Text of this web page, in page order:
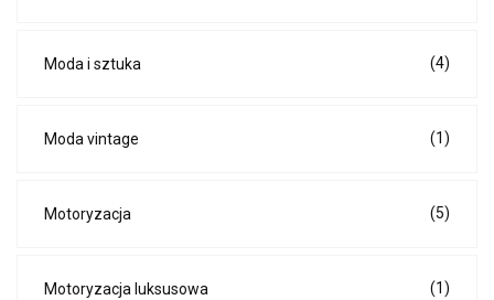
Moda i sztuka (4)
Moda vintage (1)
Motoryzacja (5)
Motoryzacja luksusowa (1)